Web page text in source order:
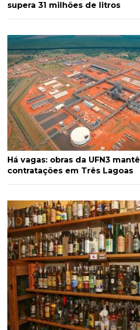
supera 31 milhões de litros
Há vagas: obras da UFN3
contratações em Três Lagoas